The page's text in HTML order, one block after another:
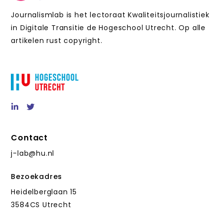
Journalismlab is het lectoraat Kwaliteitsjournalistiek
in Digitale Transitie de Hogeschool Utrecht. Op alle
artikelen rust copyright.
Contact
j-lab@hu.nl
Bezoekadres
Heidelberglaan 15
3584CS Utrecht